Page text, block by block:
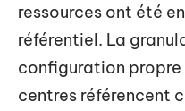
ressources ont été
référentiel. La
configuration propre
centres référencent